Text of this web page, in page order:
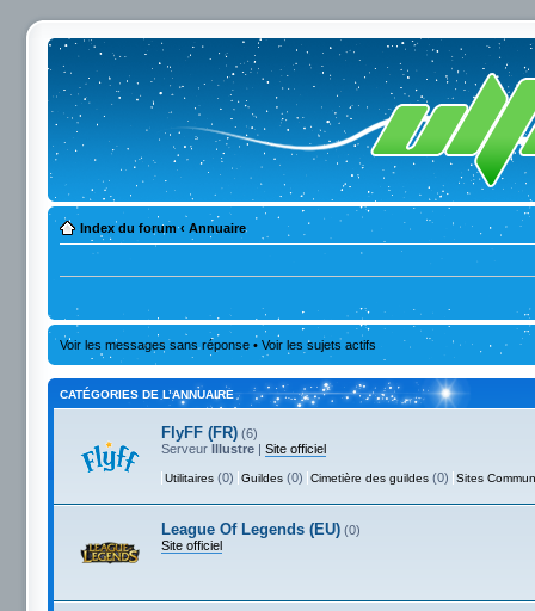
Index du forum ‹ Annuaire
Voir les messages sans réponse • Voir les sujets actifs
CATÉGORIES DE L’ANNUAIRE
FlyFF (FR) (6)
Serveur Illustre | Site officiel
Utilitaires (0) Guildes (0) Cimetière des guildes (0) Sites
League Of Legends (EU) (0)
Site officiel